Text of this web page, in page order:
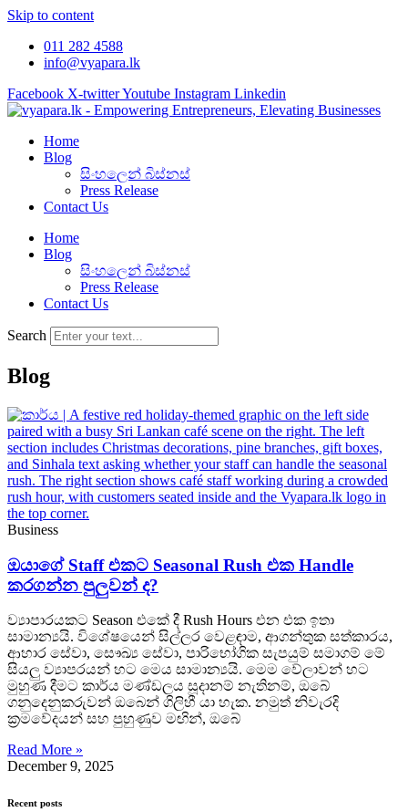
Skip to content
011 282 4588
info@vyapara.lk
Facebook X-twitterYoutube Instagram Linkedin
Home
Blog
සිංහලෙන් බිස්නස්
Press Release
Contact Us
Home
Blog
සිංහලෙන් බිස්නස්
Press Release
Contact Us
Search
Blog
Business
ඔයාගේ Staff එකට Seasonal Rush එක Handle
කරගන්න පුලුවන් ද?
ව්‍යාපාරයකට Season එකේ දී Rush Hours එන එක ඉතා
සාමාන්‍යයි. විශේෂයෙන් සිල්ලර වෙළඳාම, ආගන්තුක සත්කාරය,
ආහාර සේවා, සෞඛ්‍ය සේවා, පාරිභෝගික සැපයුම් සමාගම් මේ
සියලු ව්‍යාපරයන් හට මෙය සාමාන්‍යයි. මෙම වේලාවන් හට
මුහුණ දීමට කාර්ය මණ්ඩලය සූදානම් නැතිනම්, ඔබේ
ගනුදෙනුකරුවන් ඔබෙන් ගිලිහී යා හැක. නමුත් නිවැරදි
ක්‍රමවේදයන් සහ පුහුණුව මඟින්, ඔබේ
Read More »
December 9, 2025
Recent posts